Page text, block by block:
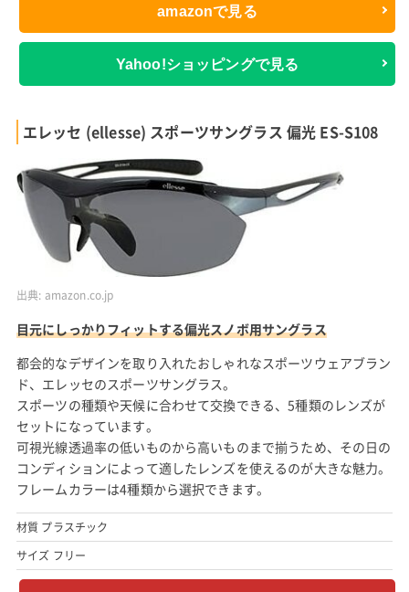
amazonで見る
Yahoo!ショッピングで見る
エレッセ (ellesse) スポーツサングラス 偏光 ES-S108
出典: amazon.co.jp
目元にしっかりフィットする偏光スノボ用サングラス
都会的なデザインを取り入れたおしゃれなスポーツウェアブラン
ド、エレッセのスポーツサングラス。
スポーツの種類や天候に合わせて交換できる、5種類のレンズが
セットになっています。
可視光線透過率の低いものから高いものまで揃うため、その日の
コンディションによって適したレンズを使えるのが大きな魅力。
フレームカラーは4種類から選択できます。
材質 プラスチック
サイズ フリー